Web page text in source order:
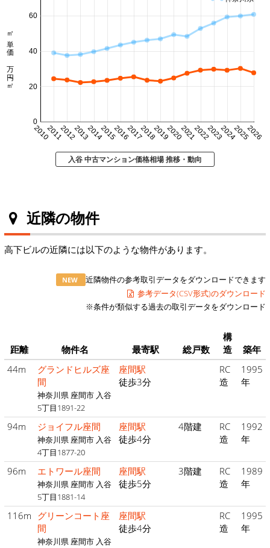
20102011201220132014201520162017201820192020202120222023202420252026
0
20
40
60
㎡単価 万円/㎡
入谷 中古マンション価格相場 推移・動向
近隣の物件
高下ビルの近隣には以下のような物件があります。
NEW
近隣物件の参考取引データをダウンロードできます
参考データ(CSV形式)のダウンロード
※条件が類似する過去の取引データをダウンロード
距離 物件名 最寄駅 総戸数
構
造
築年
44m
グランドヒルズ座
間
神奈川県 座間市 入谷
5丁目1891-22
座間駅
徒歩3分
RC
造
1995
年
94m ジョイフル座間
神奈川県 座間市 入谷
4丁目1877-20
座間駅
徒歩4分
4階建
RC
造
1992
年
96m エトワール座間
神奈川県 座間市 入谷
5丁目1881-14
座間駅
徒歩5分
3階建
RC
造
1989
年
116m グリーンコート座
間
神奈川県 座間市 入谷
座間駅
徒歩4分
RC
造
1995
年